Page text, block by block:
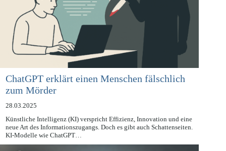
ChatGPT erklärt einen Menschen fälschlich
zum Mörder
28.03.2025
Künstliche Intelligenz (KI) verspricht Effizienz, Innovation und eine
neue Art des Informationszugangs. Doch es gibt auch Schattenseiten.
KI-Modelle wie ChatGPT…